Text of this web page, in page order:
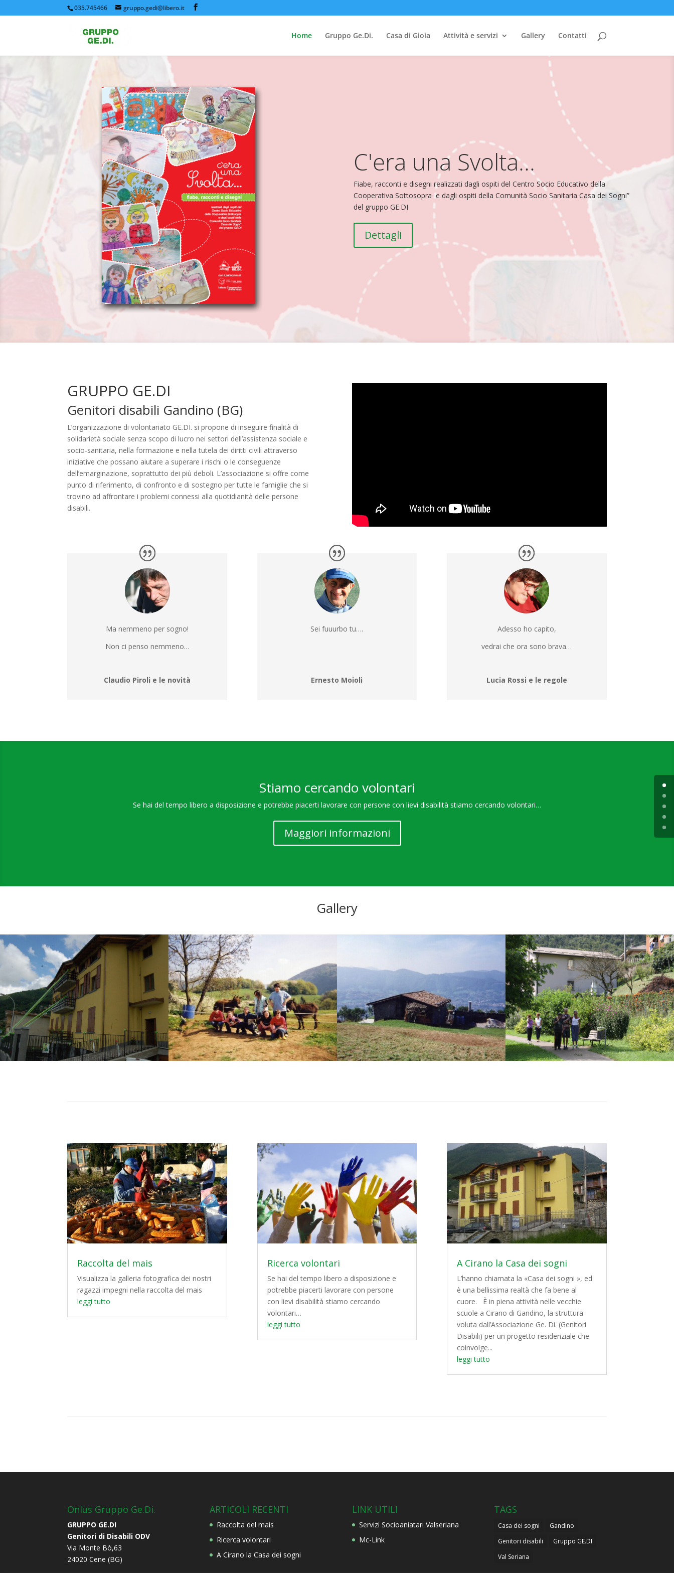
035.745466 gruppo.gedi@libero.it
Home Gruppo Ge.Di. Casa di Gioia Attività e servizi Gallery Contatti
C'era una Svolta...
Fiabe, racconti e disegni realizzati dagli ospiti del Centro Socio Educativo della
Cooperativa Sottosopra e dagli ospiti della Comunità Socio Sanitaria Casa dei Sogni”
del gruppo GE.DI
Dettagli
GRUPPO GE.DI
Genitori disabili Gandino (BG)
L’organizzazione di volontariato GE.DI. si propone di inseguire finalità di
solidarietà sociale senza scopo di lucro nei settori dell’assistenza sociale e
socio-sanitaria, nella formazione e nella tutela dei diritti civili attraverso
iniziative che possano aiutare a superare i rischi o le conseguenze
dell’emarginazione, soprattutto dei più deboli. L’associazione si offre come
punto di riferimento, di confronto e di sostegno per tutte le famiglie che si
trovino ad affrontare i problemi connessi alla quotidianità delle persone
disabili.
Ma nemmeno per sogno!
Non ci penso nemmeno…
Claudio Piroli e le novità
Sei fuuurbo tu….
Ernesto Moioli
Adesso ho capito,
vedrai che ora sono brava…
Lucia Rossi e le regole
Stiamo cercando volontari
Se hai del tempo libero a disposizione e potrebbe piacerti lavorare con persone con lievi disabilità stiamo cercando volontari…
Maggiori informazioni
Gallery
Raccolta del mais
Visualizza la galleria fotografica dei nostri
ragazzi impegni nella raccolta del mais
leggi tutto
Ricerca volontari
Se hai del tempo libero a disposizione e
potrebbe piacerti lavorare con persone
con lievi disabilità stiamo cercando
volontari…
leggi tutto
A Cirano la Casa dei sogni
L’hanno chiamata la «Casa dei sogni », ed
è una bellissima realtà che fa bene al
cuore. È in piena attività nelle vecchie
scuole a Cirano di Gandino, la struttura
voluta dall’Associazione Ge. Di. (Genitori
Disabili) per un progetto residenziale che
coinvolge...
leggi tutto
Onlus Gruppo Ge.Di.
GRUPPO GE.DI
Genitori di Disabili ODV
Via Monte Bò,63
24020 Cene (BG)
ARTICOLI RECENTI
Raccolta del mais
Ricerca volontari
A Cirano la Casa dei sogni
LINK UTILI
Servizi Socioaniatari Valseriana
Mc-Link
TAGS
Casa dei sogni
Gandino
Genitori disabili
Gruppo GE.DI
Val Seriana